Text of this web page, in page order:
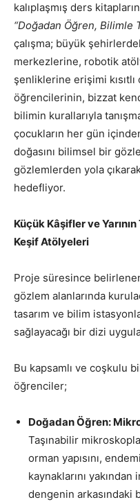
kalıplaşmış ders
“Doğadan Öğren, Bilimle
çalışma; büyük
merkezlerine, robotik
şenliklerine erişimi kısıtlı
öğrencilerinin, bizzat
bilimin kurallarıyla
çocukların her gün
doğasını bilimsel bir
gözlemlerden yola
hedefliyor.
Küçük Kâşifler ve
Keşif Atölyeleri
Proje süresince
gözlem alanlarında
tasarım ve bilim
sağlayacağı bir dizi
Bu kapsamlı ve coşkulu
öğrenciler;
Doğadan Öğren:
Taşınabilir
orman yapısını,
kaynaklarını
dengenin arkasındaki